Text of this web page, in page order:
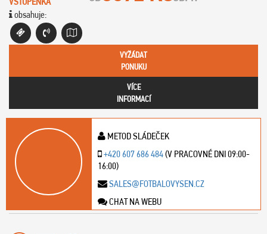
obsahuje:
VYŽÁDAT
PONUKU
VÍCE
INFORMACÍ
METOD SLÁDEČEK
+420 607 686 484(V PRACOVNÉ DNI 09:00-
16:00)
SALES@FOTBALOVYSEN.CZ
CHAT NA WEBU